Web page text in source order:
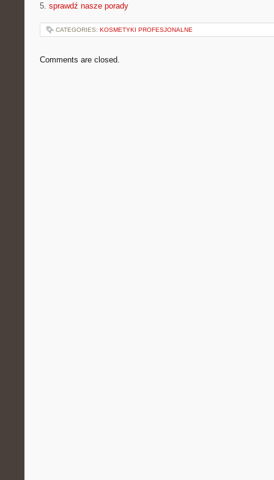
5. sprawdź nasze porady
CATEGORIES: KOSMETYKI PROFESJONALNE
Comments are closed.